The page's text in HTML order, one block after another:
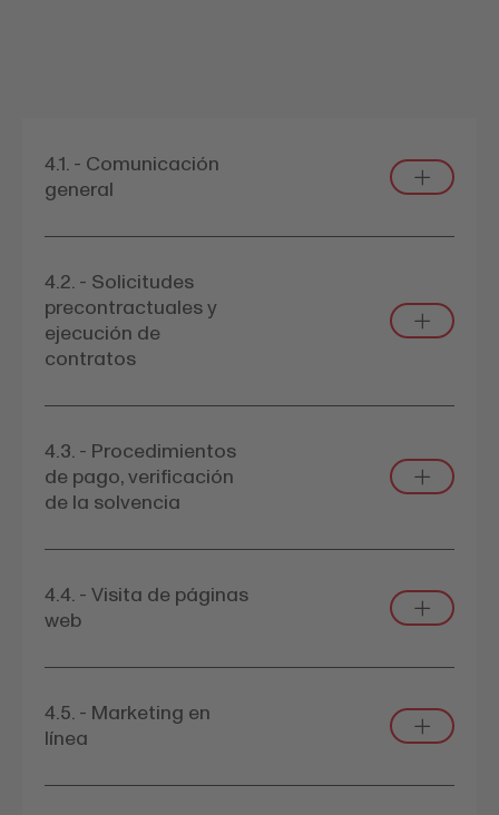
4.1. - Comunicación
general
4.2. - Solicitudes
precontractuales y
ejecución de
contratos
4.3. - Procedimientos
de pago, verificación
de la solvencia
4.4. - Visita de páginas
web
4.5. - Marketing en
línea